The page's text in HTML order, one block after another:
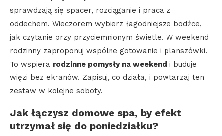
sprawdzają się spacer, rozciąganie i praca z
oddechem. Wieczorem wybierz łagodniejsze bodźce,
jak czytanie przy przyciemnionym świetle. W weekend
rodzinny zaproponuj wspólne gotowanie i planszówki.
To wspiera rodzinne pomysły na weekend i buduje
więzi bez ekranów. Zapisuj, co działa, i powtarzaj ten
zestaw w kolejne soboty.
Jak łączysz domowe spa, by efekt
utrzymał się do poniedziałku?